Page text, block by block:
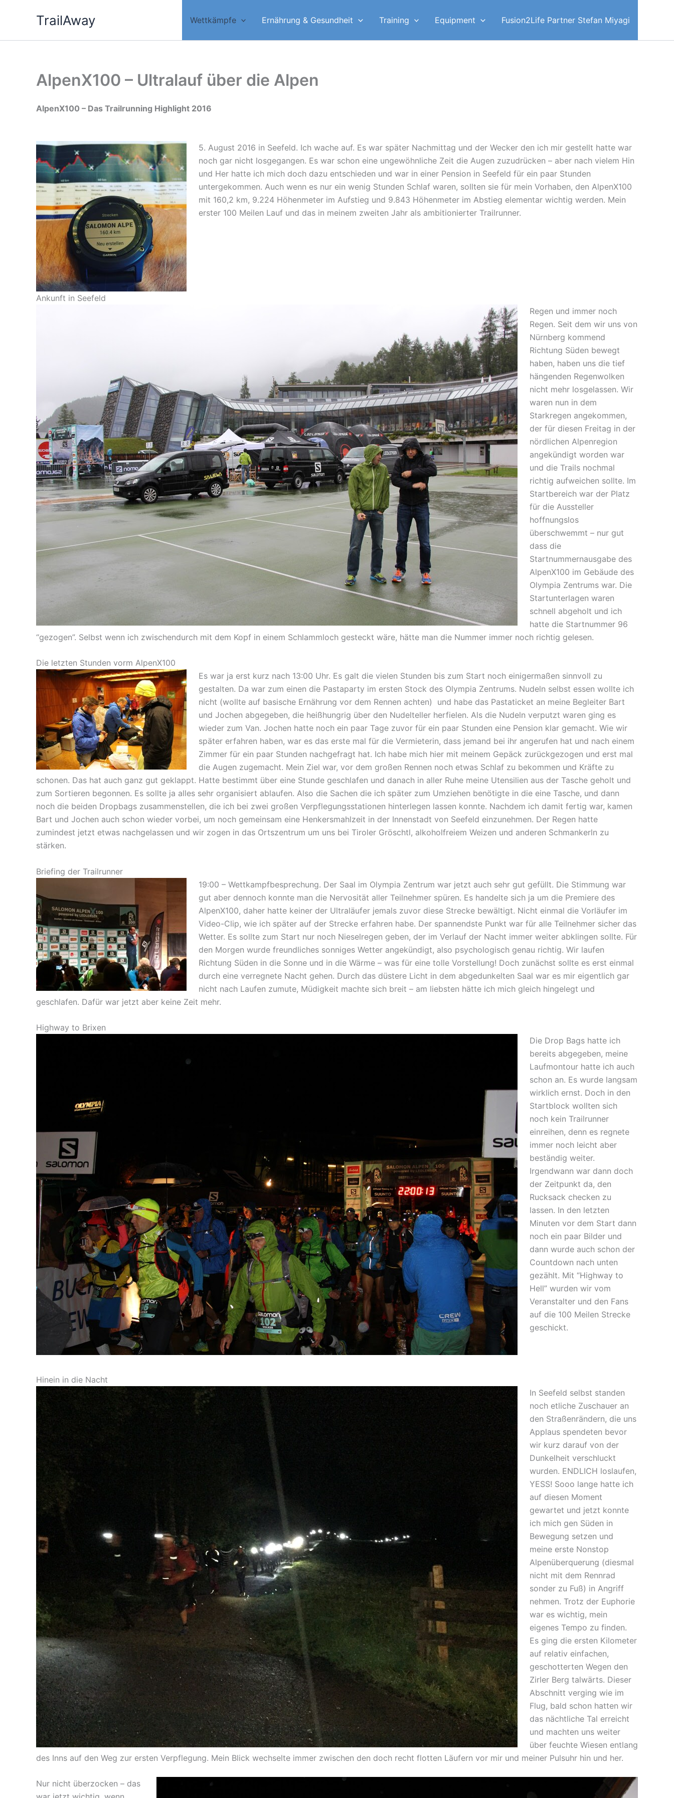
TrailAway Wettkämpfe Ernährung & Gesundheit Training Equipment Fusion2Life Partner Stefan Miyagi
AlpenX100 – Ultralauf über die Alpen
AlpenX100 – Das Trailrunning Highlight 2016
5. August 2016 in Seefeld. Ich wache auf. Es war später Nachmittag und der Wecker den ich mir gestellt hatte war
noch gar nicht losgegangen. Es war schon eine ungewöhnliche Zeit die Augen zuzudrücken – aber nach vielem Hin
und Her hatte ich mich doch dazu entschieden und war in einer Pension in Seefeld für ein paar Stunden
untergekommen. Auch wenn es nur ein wenig Stunden Schlaf waren, sollten sie für mein Vorhaben, den AlpenX100
mit 160,2 km, 9.224 Höhenmeter im Aufstieg und 9.843 Höhenmeter im Abstieg elementar wichtig werden. Mein
erster 100 Meilen Lauf und das in meinem zweiten Jahr als ambitionierter Trailrunner.
Ankunft in Seefeld
Regen und immer noch
Regen. Seit dem wir uns von
Nürnberg kommend
Richtung Süden bewegt
haben, haben uns die tief
hängenden Regenwolken
nicht mehr losgelassen. Wir
waren nun in dem
Starkregen angekommen,
der für diesen Freitag in der
nördlichen Alpenregion
angekündigt worden war
und die Trails nochmal
richtig aufweichen sollte. Im
Startbereich war der Platz
für die Aussteller
hoffnungslos
überschwemmt – nur gut
dass die
Startnummernausgabe des
AlpenX100 im Gebäude des
Olympia Zentrums war. Die
Startunterlagen waren
schnell abgeholt und ich
hatte die Startnummer 96
“gezogen”. Selbst wenn ich zwischendurch mit dem Kopf in einem Schlammloch gesteckt wäre, hätte man die Nummer immer noch richtig gelesen.
Die letzten Stunden vorm AlpenX100
Es war ja erst kurz nach 13:00 Uhr. Es galt die vielen Stunden bis zum Start noch einigermaßen sinnvoll zu
gestalten. Da war zum einen die Pastaparty im ersten Stock des Olympia Zentrums. Nudeln selbst essen wollte ich
nicht (wollte auf basische Ernährung vor dem Rennen achten) und habe das Pastaticket an meine Begleiter Bart
und Jochen abgegeben, die heißhungrig über den Nudelteller herfielen. Als die Nudeln verputzt waren ging es
wieder zum Van. Jochen hatte noch ein paar Tage zuvor für ein paar Stunden eine Pension klar gemacht. Wie wir
später erfahren haben, war es das erste mal für die Vermieterin, dass jemand bei ihr angerufen hat und nach einem
Zimmer für ein paar Stunden nachgefragt hat. Ich habe mich hier mit meinem Gepäck zurückgezogen und erst mal
die Augen zugemacht. Mein Ziel war, vor dem großen Rennen noch etwas Schlaf zu bekommen und Kräfte zu
schonen. Das hat auch ganz gut geklappt. Hatte bestimmt über eine Stunde geschlafen und danach in aller Ruhe meine Utensilien aus der Tasche geholt und
zum Sortieren begonnen. Es sollte ja alles sehr organisiert ablaufen. Also die Sachen die ich später zum Umziehen benötigte in die eine Tasche, und dann
noch die beiden Dropbags zusammenstellen, die ich bei zwei großen Verpflegungsstationen hinterlegen lassen konnte. Nachdem ich damit fertig war, kamen
Bart und Jochen auch schon wieder vorbei, um noch gemeinsam eine Henkersmahlzeit in der Innenstadt von Seefeld einzunehmen. Der Regen hatte
zumindest jetzt etwas nachgelassen und wir zogen in das Ortszentrum um uns bei Tiroler Gröschtl, alkoholfreiem Weizen und anderen Schmankerln zu
stärken.
Briefing der Trailrunner
19:00 – Wettkampfbesprechung. Der Saal im Olympia Zentrum war jetzt auch sehr gut gefüllt. Die Stimmung war
gut aber dennoch konnte man die Nervosität aller Teilnehmer spüren. Es handelte sich ja um die Premiere des
AlpenX100, daher hatte keiner der Ultraläufer jemals zuvor diese Strecke bewältigt. Nicht einmal die Vorläufer im
Video-Clip, wie ich später auf der Strecke erfahren habe. Der spannendste Punkt war für alle Teilnehmer sicher das
Wetter. Es sollte zum Start nur noch Nieselregen geben, der im Verlauf der Nacht immer weiter abklingen sollte. Für
den Morgen wurde freundliches sonniges Wetter angekündigt, also psychologisch genau richtig. Wir laufen
Richtung Süden in die Sonne und in die Wärme – was für eine tolle Vorstellung! Doch zunächst sollte es erst einmal
durch eine verregnete Nacht gehen. Durch das düstere Licht in dem abgedunkelten Saal war es mir eigentlich gar
nicht nach Laufen zumute, Müdigkeit machte sich breit – am liebsten hätte ich mich gleich hingelegt und
geschlafen. Dafür war jetzt aber keine Zeit mehr.
Highway to Brixen
Die Drop Bags hatte ich
bereits abgegeben, meine
Laufmontour hatte ich auch
schon an. Es wurde langsam
wirklich ernst. Doch in den
Startblock wollten sich
noch kein Trailrunner
einreihen, denn es regnete
immer noch leicht aber
beständig weiter.
Irgendwann war dann doch
der Zeitpunkt da, den
Rucksack checken zu
lassen. In den letzten
Minuten vor dem Start dann
noch ein paar Bilder und
dann wurde auch schon der
Countdown nach unten
gezählt. Mit “Highway to
Hell” wurden wir vom
Veranstalter und den Fans
auf die 100 Meilen Strecke
geschickt.
Hinein in die Nacht
In Seefeld selbst standen
noch etliche Zuschauer an
den Straßenrändern, die uns
Applaus spendeten bevor
wir kurz darauf von der
Dunkelheit verschluckt
wurden. ENDLICH loslaufen,
YESS! Sooo lange hatte ich
auf diesen Moment
gewartet und jetzt konnte
ich mich gen Süden in
Bewegung setzen und
meine erste Nonstop
Alpenüberquerung (diesmal
nicht mit dem Rennrad
sonder zu Fuß) in Angriff
nehmen. Trotz der Euphorie
war es wichtig, mein
eigenes Tempo zu finden.
Es ging die ersten Kilometer
auf relativ einfachen,
geschotterten Wegen den
Zirler Berg talwärts. Dieser
Abschnitt verging wie im
Flug, bald schon hatten wir
das nächtliche Tal erreicht
und machten uns weiter
über feuchte Wiesen entlang
des Inns auf den Weg zur ersten Verpflegung. Mein Blick wechselte immer zwischen den doch recht flotten Läufern vor mir und meiner Pulsuhr hin und her.
Nur nicht überzocken – das